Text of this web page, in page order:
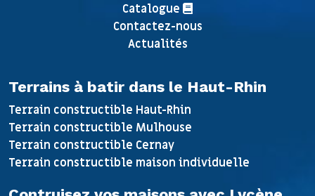
Catalogue
Contactez-nous
Actualités
Terrains à batir dans le Haut-Rhin
Terrain constructible Haut-Rhin
Terrain constructible Mulhouse
Terrain constructible Cernay
Terrain constructible maison individuelle